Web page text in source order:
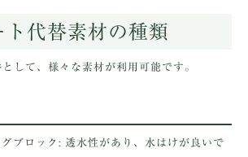
ト代替素材の種類
して、様々な素材が利用可能です。
ブロック : 透水性があり、水はけが良いで